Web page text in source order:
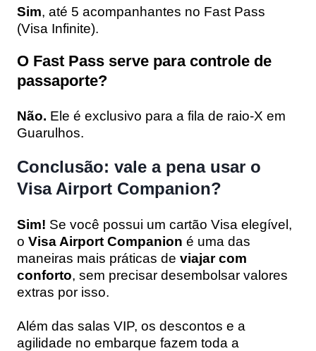
Sim, até 5 acompanhantes no Fast Pass
(Visa Infinite).
O Fast Pass serve para controle de
passaporte?
Não. Ele é exclusivo para a fila de raio-X em
Guarulhos.
Conclusão: vale a pena usar o
Visa Airport Companion?
Sim! Se você possui um cartão Visa elegível,
o Visa Airport Companion é uma das
maneiras mais práticas de viajar com
conforto, sem precisar desembolsar valores
extras por isso.
Além das salas VIP, os descontos e a
agilidade no embarque fazem toda a